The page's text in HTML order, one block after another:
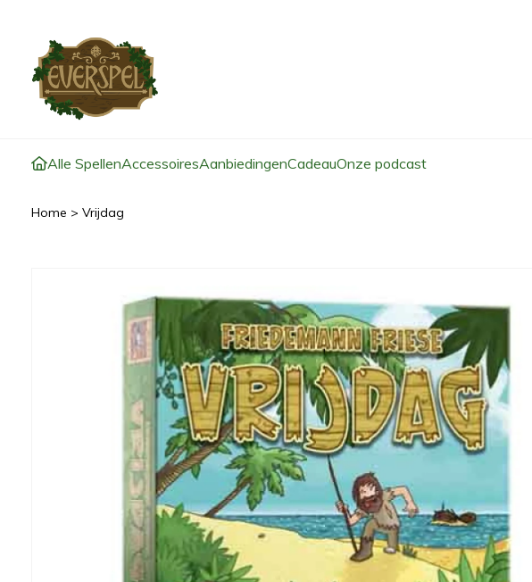
Alle SpellenAccessoiresAanbiedingenCadeauOnze podcast
Home > Vrijdag